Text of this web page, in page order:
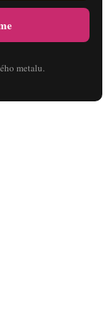
metalu.